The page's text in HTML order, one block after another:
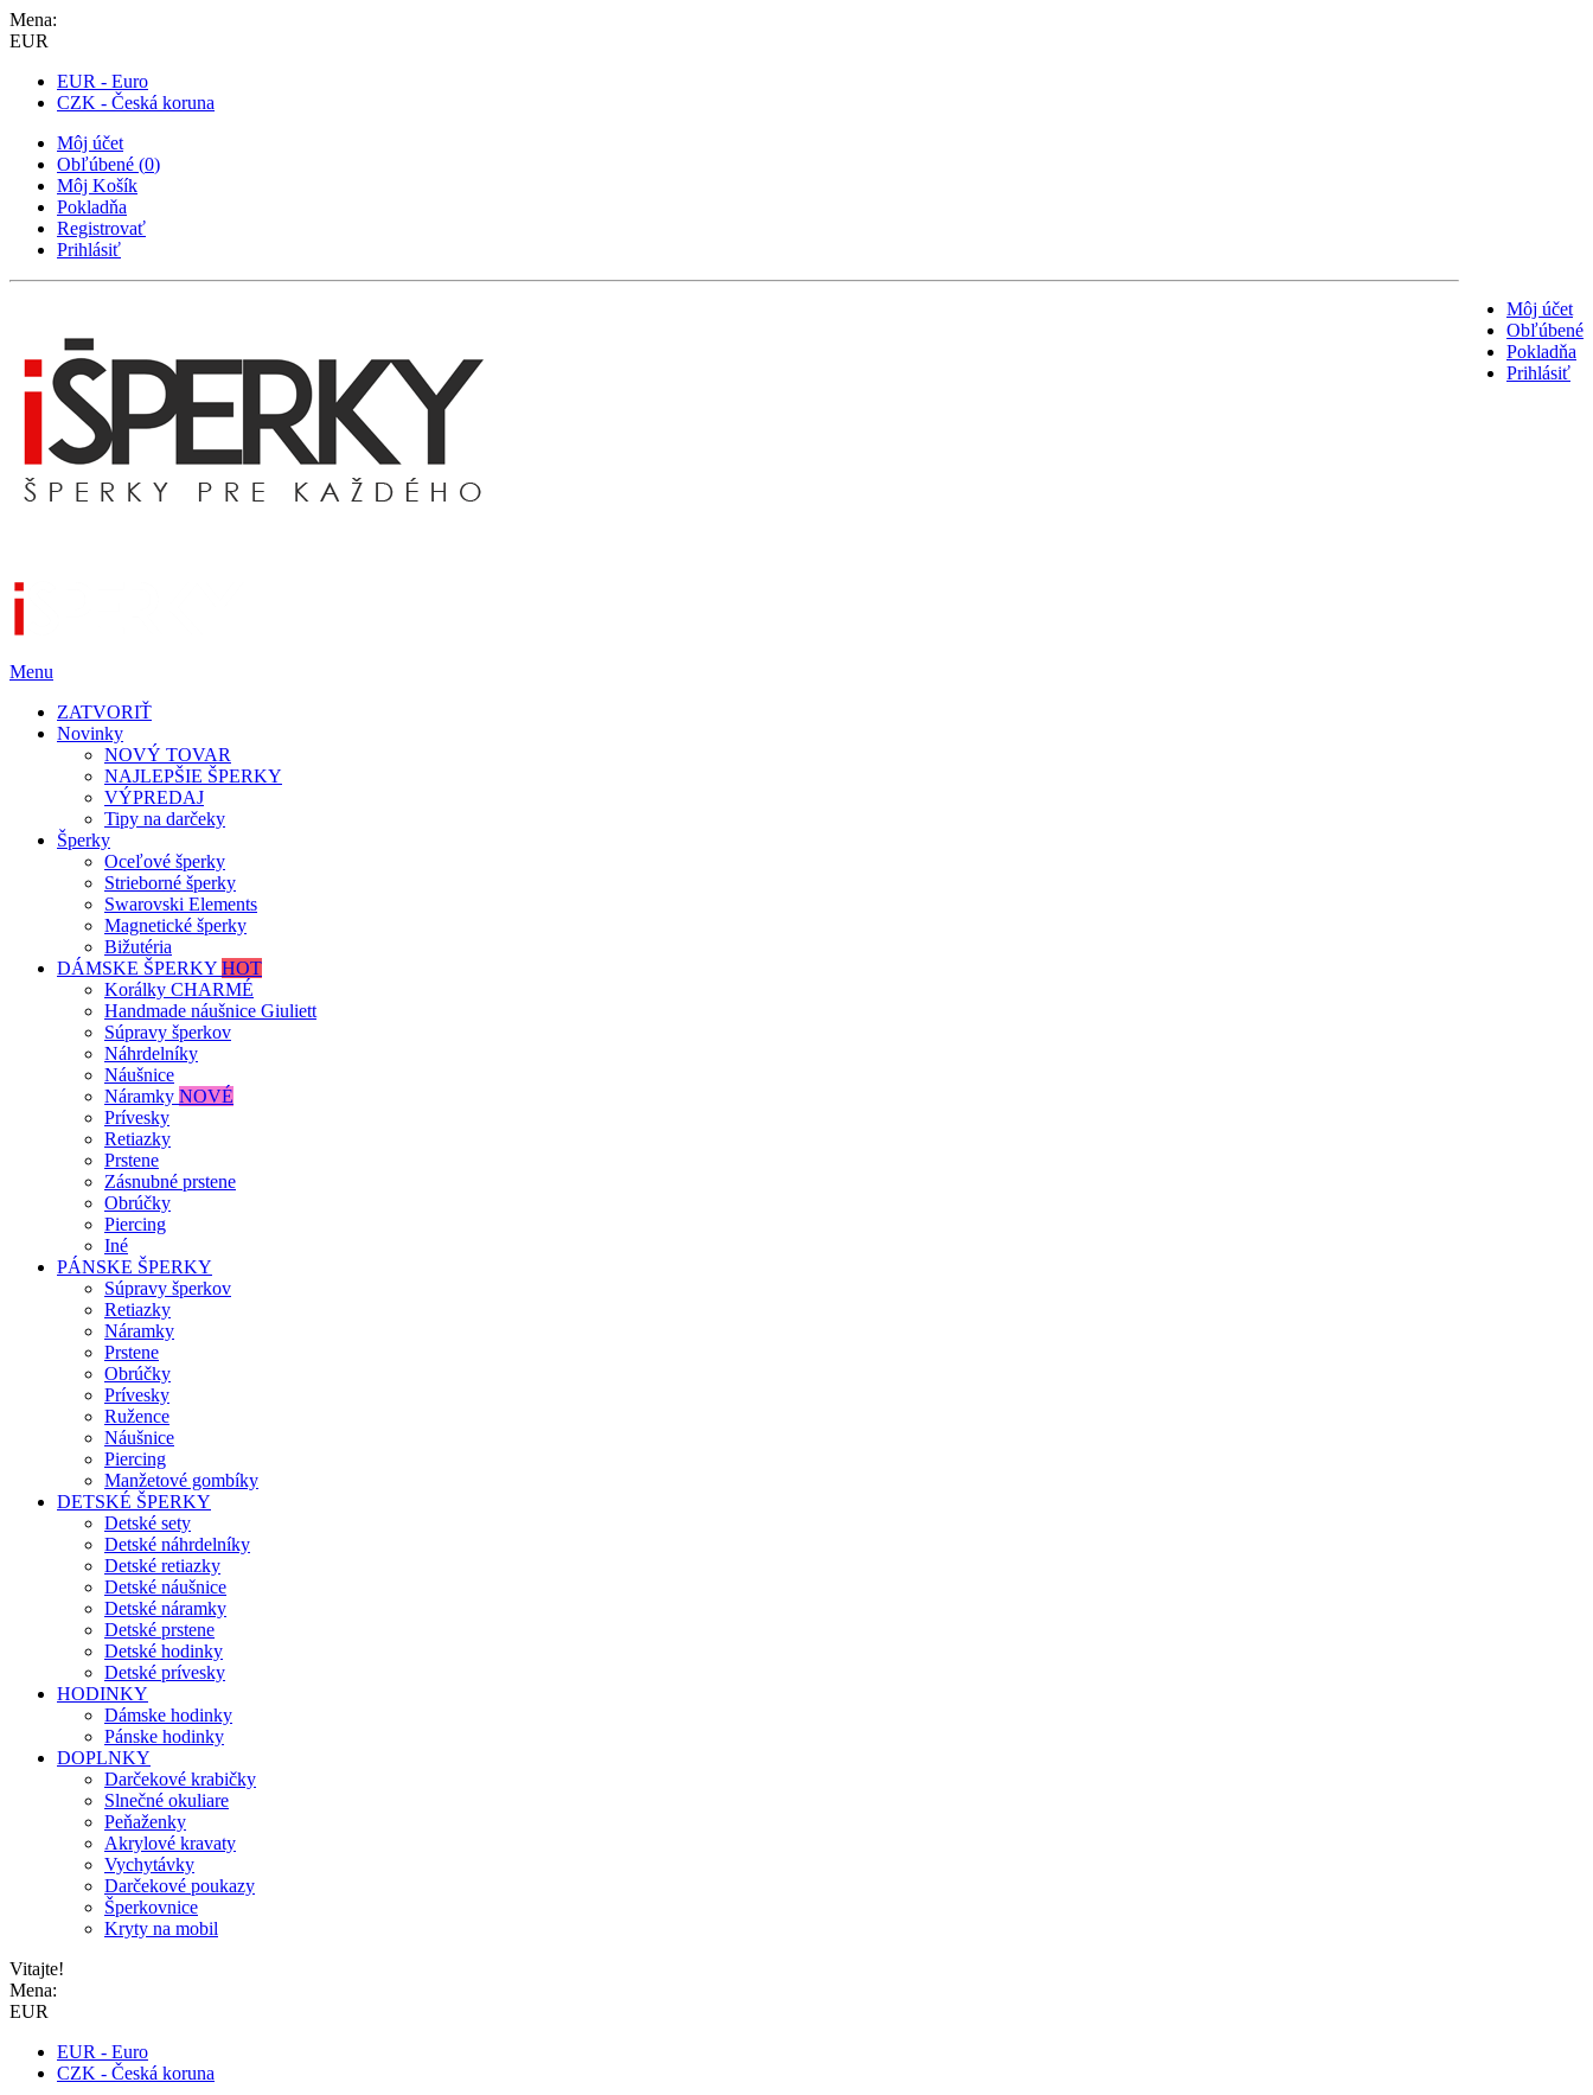
Mena:
EUR
EUR - Euro
CZK - Česká koruna
Môj účet
Obľúbené (0)
Môj Košík
Pokladňa
Registrovať
Prihlásiť
Môj účet
Obľúbené
Pokladňa
Prihlásiť
Menu
ZATVORIŤ
Novinky
NOVÝ TOVAR
NAJLEPŠIE ŠPERKY
VÝPREDAJ
Tipy na darčeky
Šperky
Oceľové šperky
Strieborné šperky
Swarovski Elements
Magnetické šperky
Bižutéria
DÁMSKE ŠPERKY HOT
Korálky CHARMÉ
Handmade náušnice Giuliett
Súpravy šperkov
Náhrdelníky
Náušnice
Náramky NOVÉ
Prívesky
Retiazky
Prstene
Zásnubné prstene
Obrúčky
Piercing
Iné
PÁNSKE ŠPERKY
Súpravy šperkov
Retiazky
Náramky
Prstene
Obrúčky
Prívesky
Ružence
Náušnice
Piercing
Manžetové gombíky
DETSKÉ ŠPERKY
Detské sety
Detské náhrdelníky
Detské retiazky
Detské náušnice
Detské náramky
Detské prstene
Detské hodinky
Detské prívesky
HODINKY
Dámske hodinky
Pánske hodinky
DOPLNKY
Darčekové krabičky
Slnečné okuliare
Peňaženky
Akrylové kravaty
Vychytávky
Darčekové poukazy
Šperkovnice
Kryty na mobil
Vitajte!
Mena:
EUR
EUR - Euro
CZK - Česká koruna